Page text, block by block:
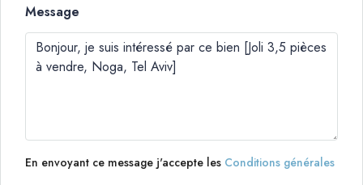
Message
En envoyant ce message j'accepte les Conditions générales